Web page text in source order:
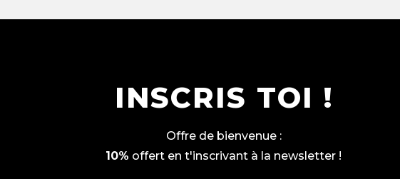
INSCRIS TOI !
Offre de bienvenue :
10% offert en t'inscrivant à la newsletter !